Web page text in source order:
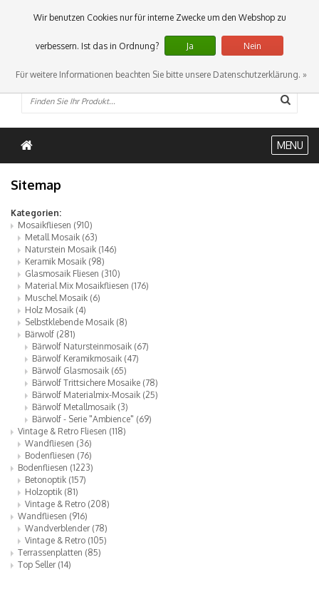
0 Artikel
MENU
Sitemap
Kategorien:
Mosaikfliesen (910)
Metall Mosaik (63)
Naturstein Mosaik (146)
Keramik Mosaik (98)
Glasmosaik Fliesen (310)
Material Mix Mosaikfliesen (176)
Muschel Mosaik (6)
Holz Mosaik (4)
Selbstklebende Mosaik (8)
Bärwolf (281)
Bärwolf Natursteinmosaik (67)
Bärwolf Keramikmosaik (47)
Bärwolf Glasmosaik (65)
Bärwolf Trittsichere Mosaike (78)
Bärwolf Materialmix-Mosaik (25)
Bärwolf Metallmosaik (3)
Bärwolf - Serie "Ambience" (69)
Vintage & Retro Fliesen (118)
Wandfliesen (36)
Bodenfliesen (76)
Bodenfliesen (1223)
Betonoptik (157)
Holzoptik (81)
Vintage & Retro (208)
Wandfliesen (916)
Wandverblender (78)
Vintage & Retro (105)
Terrassenplatten (85)
Top Seller (14)
Wir benutzen Cookies nur für interne Zwecke um den Webshop zu
verbessern. Ist das in Ordnung? Ja Nein
Für weitere Informationen beachten Sie bitte unsere Datenschutzerklärung. »